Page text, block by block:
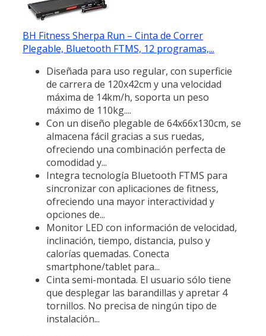
BH Fitness Sherpa Run – Cinta de Correr
Plegable, Bluetooth FTMS, 12 programas,...
Diseñada para uso regular, con superficie
de carrera de 120x42cm y una velocidad
máxima de 14km/h, soporta un peso
máximo de 110kg....
Con un diseño plegable de 64x66x130cm, se
almacena fácil gracias a sus ruedas,
ofreciendo una combinación perfecta de
comodidad y...
Integra tecnología Bluetooth FTMS para
sincronizar con aplicaciones de fitness,
ofreciendo una mayor interactividad y
opciones de...
Monitor LED con información de velocidad,
inclinación, tiempo, distancia, pulso y
calorías quemadas. Conecta
smartphone/tablet para...
Cinta semi-montada. El usuario sólo tiene
que desplegar las barandillas y apretar 4
tornillos. No precisa de ningún tipo de
instalación...